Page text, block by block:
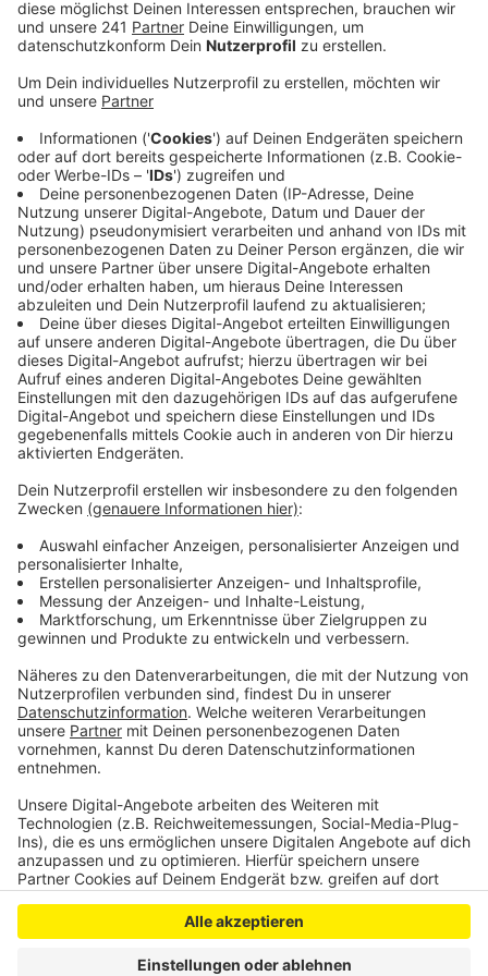
Anzeige
zu jeder Zeit gewährleistet bleiben. Die Stadt hat
nun die Details vorgestellt.
Veröffentlicht:Donnerstag, 04.05.2023 11:53
Anzeige
Mit Ferienbeginn Ende Juni gehen die Bauarbeiten am
Kreisel unterhalb des Klinikums los- der Bereich wird
komplett gesperrt. Die Stadt rät allen
Verkehrsteilnehmern den Bereich weiträumig zu
umfahren. Extra eingerichtete Fahrspuren nur für den
Rettungsdienst sorgen dafür, dass der
Rettungsbetrieb nicht beeinträchtigt ist. Die Stadt
hat die Sperrung des Kreisverkehrs bewusst in die
Sommerferien gelegt, weil dann deutlich weniger
Verkehr herrscht als sonst. Etwa einen Monat später
wandert die Baustelle dann auf den Streckenabschnitt
entlang der Klinikumsparkplätze. Hier wird eine Ampel
zum Einsatz kommen. Im kommenden Frühjahr will man
mit der Sanierung fertig sein, wenn denn das Wetter
nicht dazwischenfunkt.
Anzeige
Anzeige